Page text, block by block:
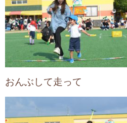
おんぶして走って